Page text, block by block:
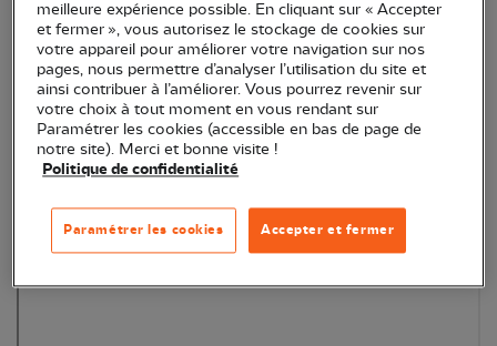
sorties sur le terrain.
L'école d’ornithologie de la LPO est accessible
à toute personne majeure.
Le tarif est variable en fonction des territoires.
meilleure expérience possible. En cliquant sur « Accepter
et fermer », vous autorisez le stockage de cookies sur
votre appareil pour améliorer votre navigation sur nos
pages, nous permettre d’analyser l’utilisation du site et
ainsi contribuer à l’améliorer. Vous pourrez revenir sur
votre choix à tout moment en vous rendant sur
Paramétrer les cookies (accessible en bas de page de
notre site). Merci et bonne visite !
Politique de confidentialité
Accepter et fermer
Paramétrer les cookies